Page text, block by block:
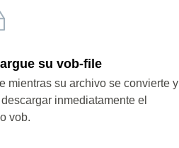
su vob-file
mientras su archivo se convierte y
inmediatamente el
vob.